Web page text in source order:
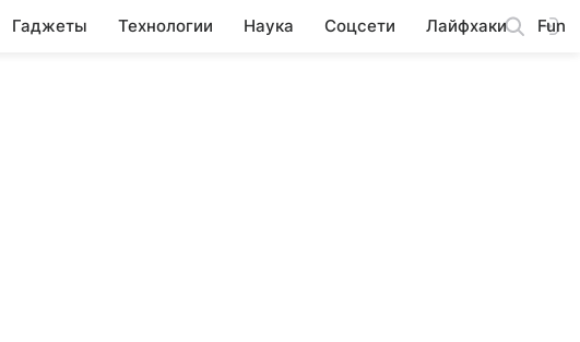
Гаджеты Технологии Наука Соцсети Лайфхаки Fun